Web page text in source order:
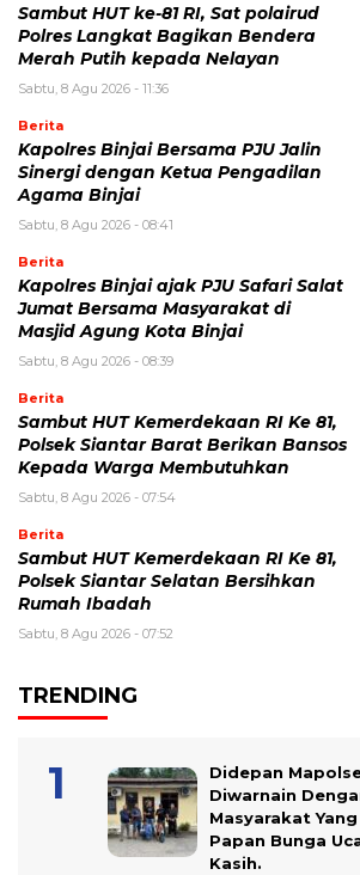
Sambut HUT ke-81 RI, Sat polairud
Polres Langkat Bagikan Bendera
Merah Putih kepada Nelayan
Sabtu, 8 Agu 2026 - 11:36
Berita
Kapolres Binjai Bersama PJU Jalin
Sinergi dengan Ketua Pengadilan
Agama Binjai
Sabtu, 8 Agu 2026 - 08:41
Berita
Kapolres Binjai ajak PJU Safari Salat
Jumat Bersama Masyarakat di
Masjid Agung Kota Binjai
Sabtu, 8 Agu 2026 - 08:39
Berita
Sambut HUT Kemerdekaan RI Ke 81,
Polsek Siantar Barat Berikan Bansos
Kepada Warga Membutuhkan
Sabtu, 8 Agu 2026 - 07:54
Berita
Sambut HUT Kemerdekaan RI Ke 81,
Polsek Siantar Selatan Bersihkan
Rumah Ibadah
Sabtu, 8 Agu 2026 - 07:52
TRENDING
Didepan
Diwarnain
Masyarakat
Papan Bunga
Kasih.